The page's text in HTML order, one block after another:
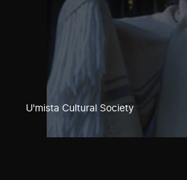
U'mista Cultural Society